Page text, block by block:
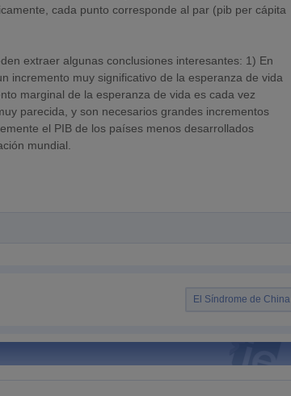
cada punto corresponde al par (pib per cápita
extraer algunas conclusiones interesantes: 1) En
incremento muy significativo de la esperanza de vida
marginal de la esperanza de vida es cada vez
parecida, y son necesarios grandes incrementos
el PIB de los países menos desarrollados
mundial.
El Síndrome de China